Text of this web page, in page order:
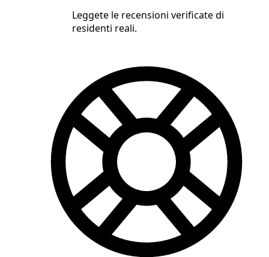
Leggete le recensioni verificate di
residenti reali.